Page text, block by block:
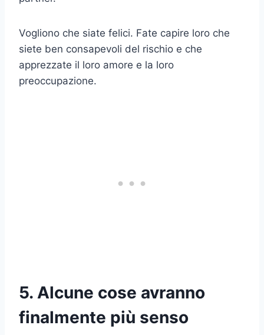
Vogliono che siate felici. Fate capire loro che
siete ben consapevoli del rischio e che
apprezzate il loro amore e la loro
preoccupazione.
5. Alcune cose avranno
finalmente più senso